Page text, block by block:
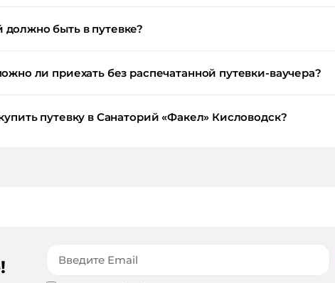
быть в путевке?
ли приехать без распечатанной путевки-ваучера?
путевку в Санаторий «Факел» Кисловодск?